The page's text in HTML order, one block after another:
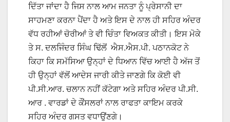
ਦਿੱਤਾ ਜਾਂਦਾ ਹੈ ਜਿਸ ਨਾਲ ਆਮ ਜਨਤਾ ਨੂੰ ਪ੍ਰੇਸਾਨੀ ਦਾ
ਸਾਹਮਣਾ ਕਰਨਾ ਪੈਂਦਾ ਹੈ ਅਤੇ ਇਸ ਦੇ ਨਾਲ ਹੀ ਸਹਿਰ ਅੰਦਰ
ਵੱਧ ਰਹੀਆਂ ਚੋਰੀਆਂ ਤੇ ਵੀ ਚਿੰਤਾ ਵਿਅਕਤ ਕੀਤੀ। ਇਸ ਮੋਕੇ
ਤੇ ਸ. ਦਲਜਿੰਦਰ ਸਿੰਘ ਢਿੱਲੋਂ ਐਸ.ਐਸ.ਪੀ. ਪਠਾਨਕੋਟ ਨੇ
ਕਿਹਾ ਕਿ ਸਮੱਸਿਆ ਉਨ੍ਹਾਂ ਦੇ ਧਿਆਨ ਵਿੱਚ ਆਈ ਹੈ ਅੱਜ ਤੋਂ
ਹੀ ਉਨ੍ਹਾਂ ਵੱਲੋਂ ਆਦੇਸ ਜਾਰੀ ਕੀਤੇ ਜਾਣਗੇ ਕਿ ਕੋਈ ਵੀ
ਪੀ.ਸੀ.ਆਰ. ਚਲਾਨ ਨਹੀਂ ਕੱਟੇਗਾ ਅਤੇ ਸਹਿਰ ਅੰਦਰ ਪੀ.ਸੀ.
ਆਰ . ਵਾਰਡਾਂ ਦੇ ਕੌਂਸਲਰਾਂ ਨਾਲ ਰਾਫਤਾ ਕਾਇਮ ਕਰਕੇ
ਸਹਿਰ ਅੰਦਰ ਗਸਤ ਵਧਾਉਂਣਗੇ।